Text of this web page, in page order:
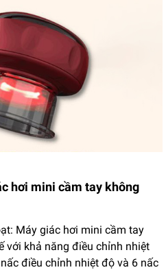
hơi mini cầm tay không
Máy giác hơi mini cầm tay
với khả năng điều chỉnh nhiệt
điều chỉnh nhiệt độ và 6 nấc